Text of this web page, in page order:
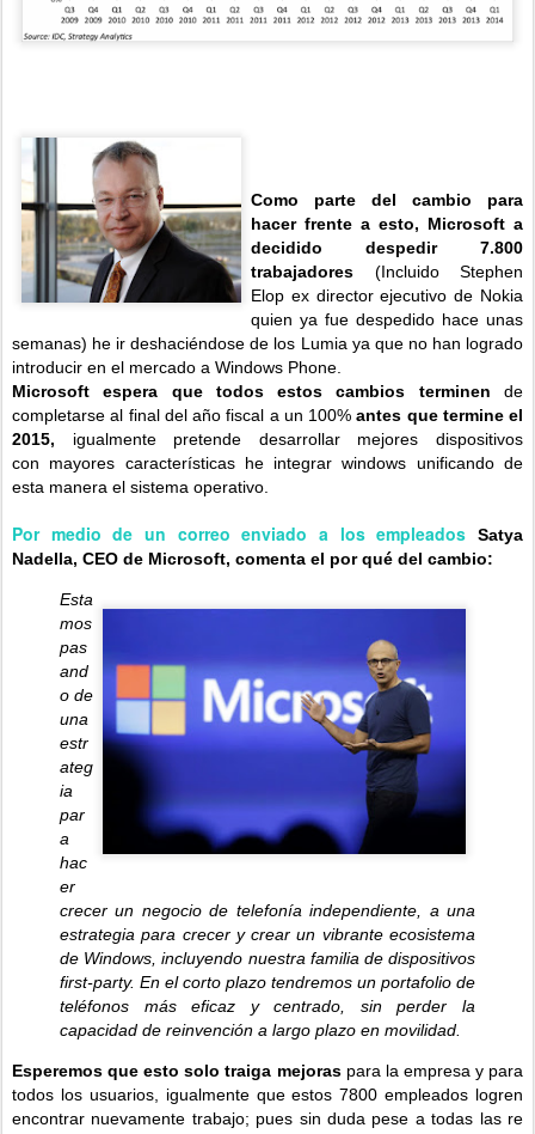
Como parte del cambio para
hacer frente a esto, Microsoft a
decidido despedir 7.800
trabajadores (Incluido Stephen
Elop ex director ejecutivo de Nokia
quien ya fue despedido hace unas
semanas) he ir deshaciéndose de los Lumia ya que no han logrado
introducir en el mercado a Windows Phone.
Microsoft espera que todos estos cambios terminen de
completarse al final del año fiscal a un 100%antes que termine el
2015, igualmente pretende desarrollar mejores dispositivos
con mayores características he integrar windows unificando de
esta manera el sistema operativo.
Por medio de un correo enviado a los empleados
Satya
Nadella, CEO de Microsoft, comenta el por qué del cambio:
Esta
mos
pas
and
o de
una
estr
ateg
ia
par
a
hac
er
crecer un negocio de telefonía independiente, a una
estrategia para crecer y crear un vibrante ecosistema
de Windows, incluyendo nuestra familia de dispositivos
first-party. En el corto plazo tendremos un portafolio de
teléfonos más eficaz y centrado, sin perder la
capacidad de reinvención a largo plazo en movilidad.
Esperemos que esto solo traiga mejoras para la empresa y para
todos los usuarios, igualmente que estos 7800 empleados logren
encontrar nuevamente trabajo; pues sin duda pese a todas las re